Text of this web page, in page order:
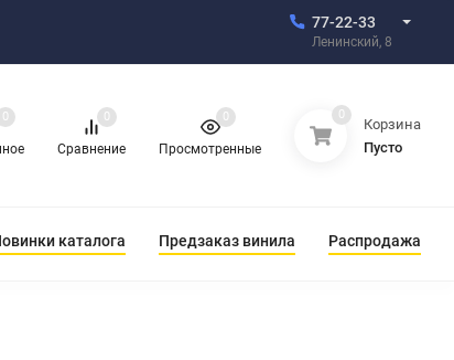
77-22-33
Ленинский, 8
0
Сравнение
0
Просмотренные
0 0
Корзина
Пусто
каталога Предзаказ винила Распродажа